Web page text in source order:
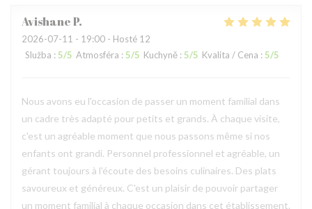
AvishaneP
2026-07-11 - 19:00 - Hosté 12
Služba : 5/5 Atmosféra : 5/5 Kuchyně : 5/5 Kvalita / Cena : 5/5
Nous avons eu l'occasion de passer un moment familial dans
un cadre très adapté pour petits et grands. À chaque visite,
c'est un agréable moment que nous passons même si nos
enfants ont grandi. Personnel professionnel et agréable, un
gérant toujours à l'écoute des besoins culinaires. Des plats
savoureux et généreux. C'est un plaisir de pouvoir partager
un moment familial à chaque occasion dans cet établissement.